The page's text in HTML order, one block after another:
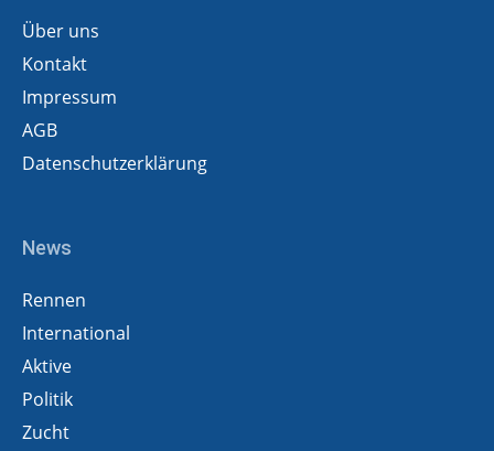
Über uns
Kontakt
Impressum
AGB
Datenschutzerklärung
News
Rennen
International
Aktive
Politik
Zucht